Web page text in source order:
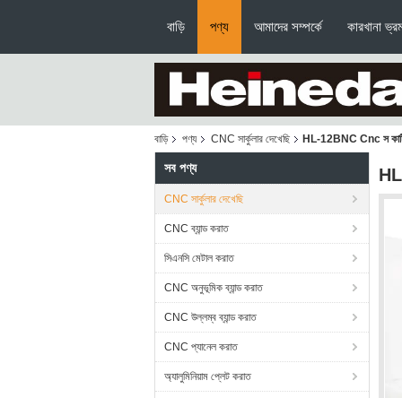
বাড়ি পণ্য আমাদের সম্পর্কে কারখানা
বাড়ি পণ্য CNC সার্কুলার দেখেছি HL-12BNC Cnc স
সব পণ্য
CNC সার্কুলার দেখেছি
CNC ব্যান্ড করাত
সিএনসি মেটাল করাত
CNC অনুভূমিক ব্যান্ড করাত
CNC উল্লম্ব ব্যান্ড করাত
CNC প্যানেল করাত
অ্যালুমিনিয়াম প্লেট করাত